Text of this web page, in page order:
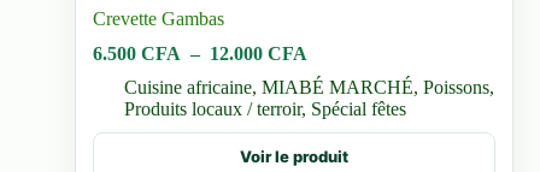
Crevette Gambas
6.500CFA – 12.000CFA
de
prix :
6.500 CFA
à
12.000 CFA
Cuisine africaine,MIABÉ MARCHÉ,Poissons,
Produits locaux / terroir, Spécial fêtes
Voir le produit
Ce